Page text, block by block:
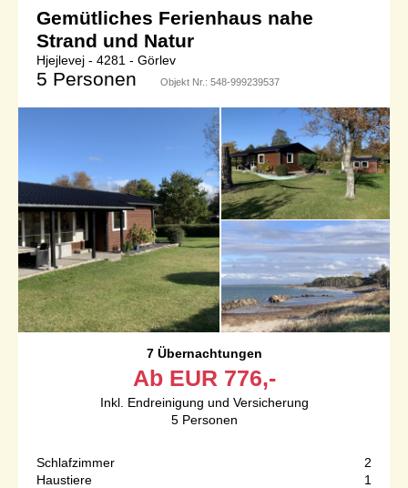
Gemütliches Ferienhaus nahe
Strand und Natur
Hjejlevej - 4281 - Görlev
5 Personen Objekt Nr.: 548-999239537
7 Übernachtungen
Ab EUR 776,-
Inkl. Endreinigung und Versicherung
5 Personen
Schlafzimmer
2
Haustiere
1